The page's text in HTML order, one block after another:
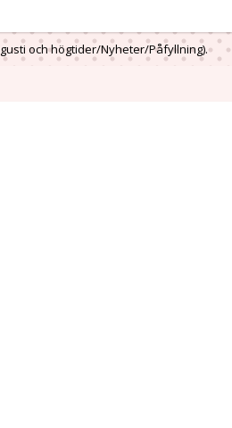
och högtider/Nyheter/Påfyllning).